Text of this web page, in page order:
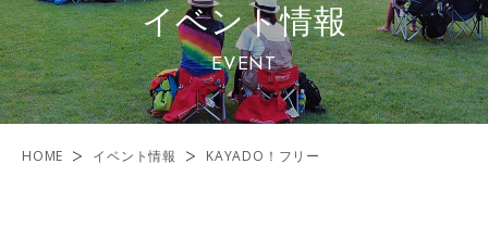
イベント情報
EVENT
HOME イベント情報 KAYADO！フリー